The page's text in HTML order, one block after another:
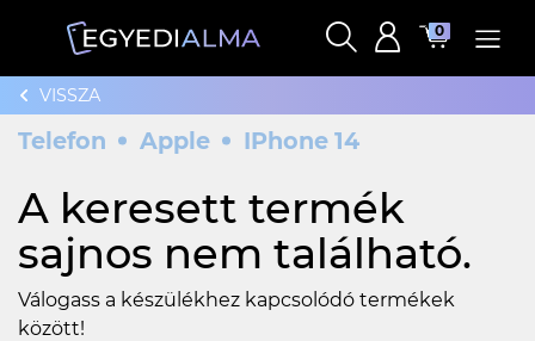
0
VISSZA
Telefon Apple IPhone 14
A keresett termék
sajnos nem található.
Válogass a készülékhez kapcsolódó termékek
között!